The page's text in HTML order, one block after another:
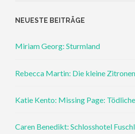
NEUESTE BEITRÄGE
Miriam Georg: Sturmland
Rebecca Martin: Die kleine
Katie Kento: Missing Page:
Caren Benedikt: Schlosshotel Fuschl